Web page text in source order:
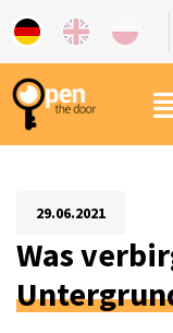
29.06.2021
Was